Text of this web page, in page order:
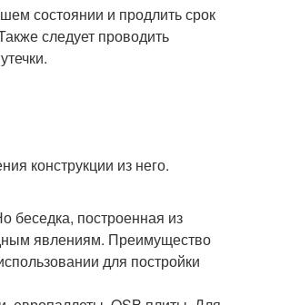
состоянии и продлить срок
следует проводить
конструкции из него.
беседка, построенная из
явлениям. Преимущество
для постройки